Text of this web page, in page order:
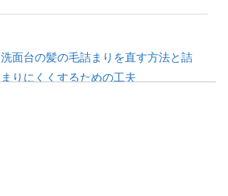
洗面台の髪の毛詰まりを直す方法と詰
まりにくくするための工夫